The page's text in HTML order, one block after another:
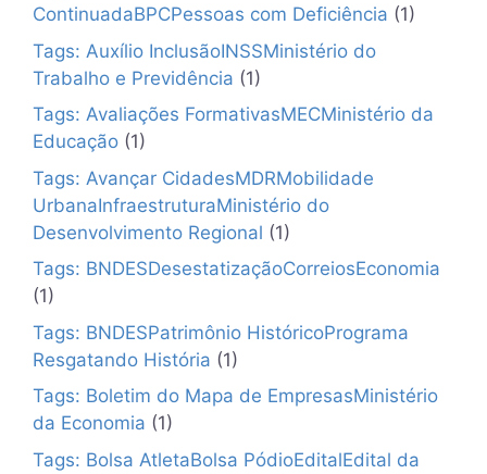
ContinuadaBPCPessoas com Deficiência (1)
Tags: Auxílio InclusãoINSSMinistério do
Trabalho e Previdência (1)
Tags: Avaliações FormativasMECMinistério da
Educação (1)
Tags: Avançar CidadesMDRMobilidade
UrbanaInfraestruturaMinistério do
Desenvolvimento Regional (1)
Tags: BNDESDesestatizaçãoCorreiosEconomia
(1)
Tags: BNDESPatrimônio HistóricoPrograma
Resgatando História (1)
Tags: Boletim do Mapa de EmpresasMinistério
da Economia (1)
Tags: Bolsa AtletaBolsa PódioEditalEdital da